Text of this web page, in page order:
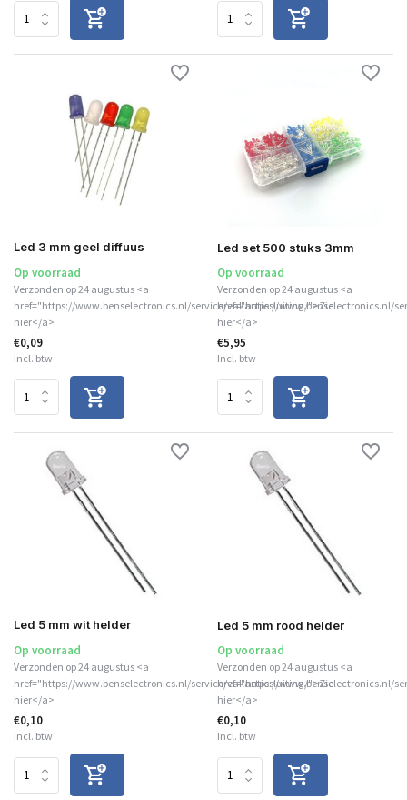
Led 3 mm geel diffuus
Op voorraad
Verzonden op 24 augustus <a
href="https://www.benselectronics.nl/service/vakantiesluiting/">Zie
hier</a>
€0,09
Incl. btw
Led set 500 stuks 3mm
Op voorraad
Verzonden op 24 augustus <a
href="https://www.benselectronics.nl/
hier</a>
€5,95
Incl. btw
Led 5 mm wit helder
Op voorraad
Verzonden op 24 augustus <a
href="https://www.benselectronics.nl/service/vakantiesluiting/">Zie
hier</a>
€0,10
Incl. btw
Led 5 mm rood helder
Op voorraad
Verzonden op 24 augustus <a
href="https://www.benselectronics.nl/
hier</a>
€0,10
Incl. btw